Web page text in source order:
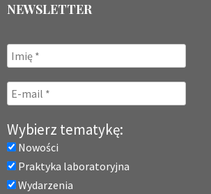
NEWSLETTER
Wybierz tematykę:
Nowości
Praktyka laboratoryjna
Wydarzenia